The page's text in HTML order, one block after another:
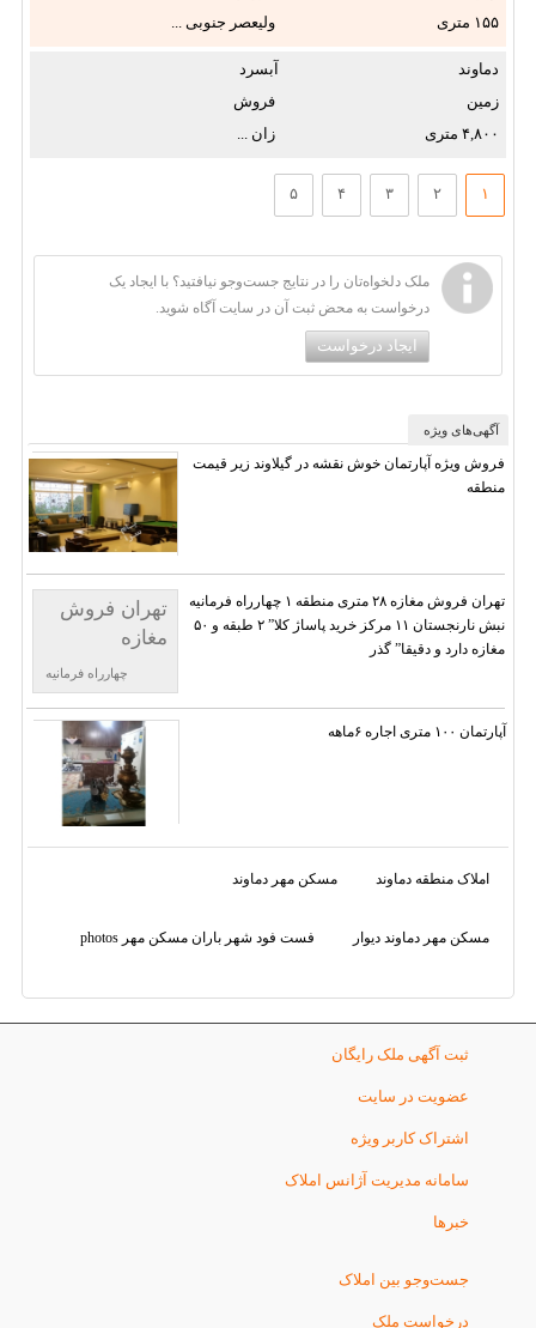
۱۵۵
ولیعصر جنوبی ...
دماوند
آبسرد
زمین
فروش
۴,۸۰۰
زان ...
۱ ۲ ۳ ۴ ۵
ملک دلخواه‌تان را در نتایج جست‌وجو نیافتید؟ با ایجاد یک
درخواست به محض ثبت آن در سایت آگاه شوید.
ایجاد درخواست
آگهی‌های ویژه
فروش ویژه آپارتمان خوش نقشه در گیلاوند زیر قیمت
منطقه
تهران فروش
مغازه
چهارراه فرمانیه
تهران فروش مغازه ۲۸ متری منطقه ۱ چهارراه فرمانیه
نبش نارنجستان ۱۱ مرکز خرید پاساژ کلا” ۲ طبقه و ۵۰
مغازه دارد و دقیقا” گذر
آپارتمان ۱۰۰ متری اجاره ۶ماهه
املاک منطقه دماوند مسکن مهر دماوند
مسکن مهر دماوند دیوار فست فود شهر باران مسکن مهر photos
ثبت آگهی ملک رایگان
عضویت در سایت
اشتراک کاربر ویژه
سامانه مدیریت آژانس املاک
خبرها
جست‌وجو بین املاک
درخواست ملک